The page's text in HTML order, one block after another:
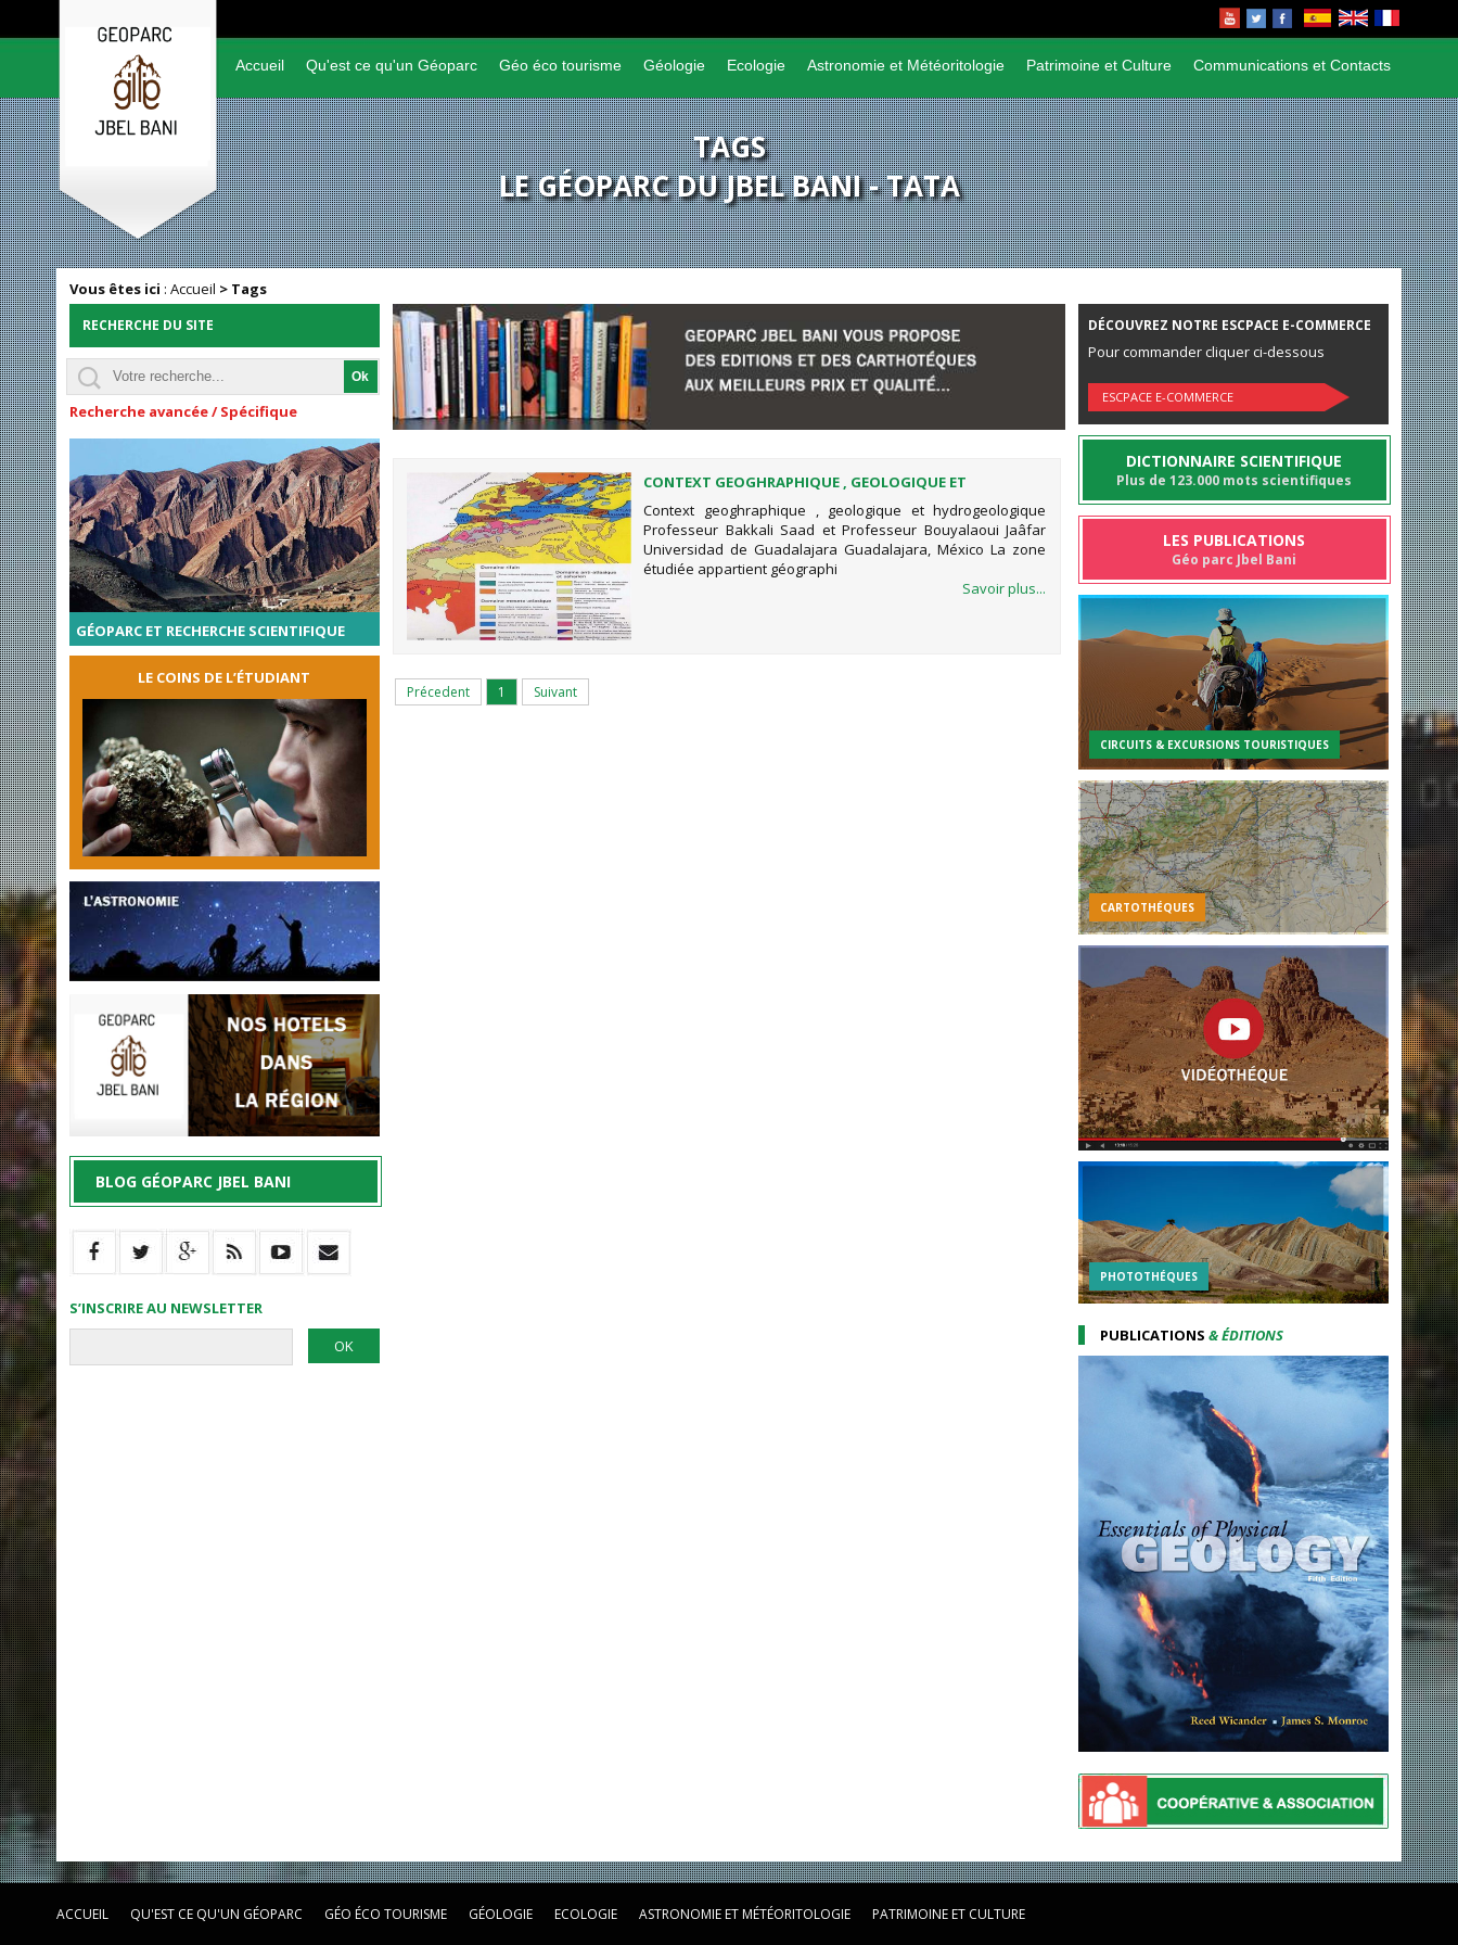
Accueil Qu'est ce qu'un Géoparc Géo éco tourisme Géologie Ecologie Astronomie et Météoritologie Patrimoine et Culture Communications et Contacts
TAGS
LE GÉOPARC DU JBEL BANI - TATA
Vous êtes ici :Accueil > Tags
CONTEXT GEOGHRAPHIQUE , GEOLOGIQUE ET
HYDROGEOLOGIQUE
Context geoghraphique , geologique et hydrogeologique
Professeur Bakkali Saad et Professeur Bouyalaoui Jaâfar
Universidad de Guadalajara Guadalajara, México La zone
étudiée appartient géographi
Savoir plus...
Précedent 1 Suivant
RECHERCHE DU SITE
Recherche avancée / Spécifique
GÉOPARC ET RECHERCHE SCIENTIFIQUE
LE COINS DE L’ÉTUDIANT
BLOG GÉOPARC JBEL BANI
S’INSCRIRE AU NEWSLETTER
DÉCOUVREZ NOTRE ESCPACE E-COMMERCE
Pour commander cliquer ci-dessous
ESCPACE E-COMMERCE
DICTIONNAIRE SCIENTIFIQUE
Plus de 123.000 mots scientifiques
LES PUBLICATIONS
Géo parc Jbel Bani
CIRCUITS & EXCURSIONS TOURISTIQUES
CARTOTHÉQUES
PHOTOTHÉQUES
PUBLICATIONS& ÉDITIONS
ACCUEIL QU'EST CE QU'UN GÉOPARC GÉO ÉCO TOURISME GÉOLOGIE ECOLOGIE ASTRONOMIE ET MÉTÉORITOLOGIE PATRIMOINE ET CULTURE